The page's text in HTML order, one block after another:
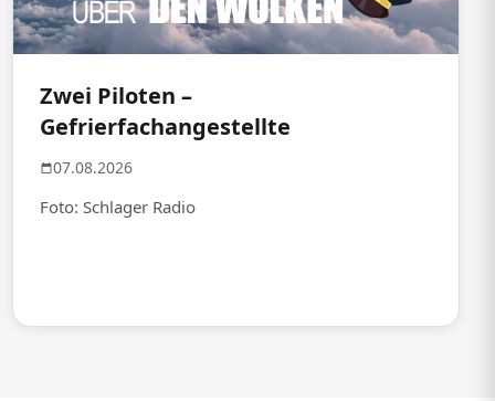
Zwei Piloten –
Gefrierfachangestellte
07.08.2026
Foto: Schlager Radio